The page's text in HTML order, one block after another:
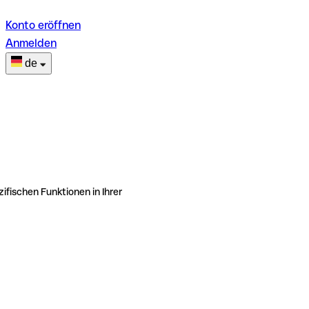
Konto eröffnen
Anmelden
de
Funktionen in Ihrer